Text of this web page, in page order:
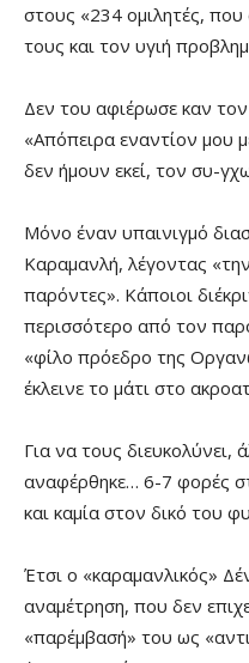
στους «234 ομιλητές,
τους και τον υγιή
Δεν του αφιέρωσε καν
«Απόπειρα εναντίον μου
δεν ήμουν εκεί, τον συ-
Μόνο έναν υπαινιγμό
Καραμανλή, λέγοντας
παρόντες». Κάποιοι
περισσότερο από τον
«φίλο πρόεδρο της
έκλεινε το μάτι στο
Για να τους διευκολύνει,
αναφέρθηκε… 6-7 φορές
και καμία στον δικό του
Έτσι ο «καραμανλικός»
αναμέτρηση, που δεν
«παρέμβασή» του ως